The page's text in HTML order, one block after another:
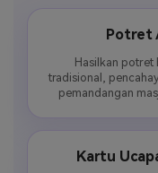
Potret
Hasilkan potret
tradisional,
pemandangan
Kartu